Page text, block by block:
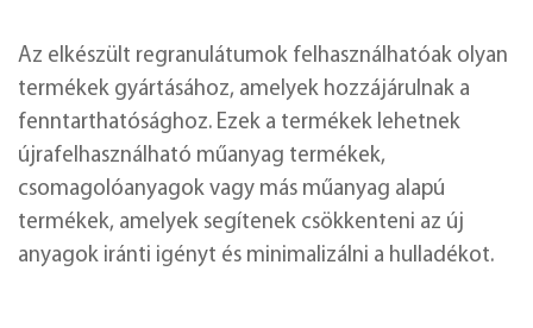
Az elkészült regranulátumok felhasználhatóak olyan
termékek gyártásához, amelyek hozzájárulnak a
fenntarthatósághoz. Ezek a termékek lehetnek
újrafelhasználható műanyag termékek,
csomagolóanyagok vagy más műanyag alapú
termékek, amelyek segítenek csökkenteni az új
anyagok iránti igényt és minimalizálni a hulladékot.